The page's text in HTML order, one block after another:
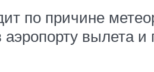
по причине
вылета